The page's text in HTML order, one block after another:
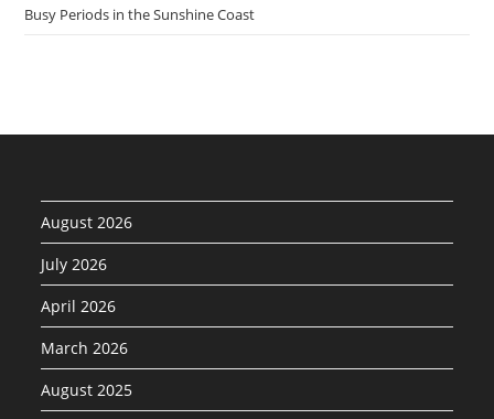
Busy Periods in the Sunshine Coast
August 2026
July 2026
April 2026
March 2026
August 2025